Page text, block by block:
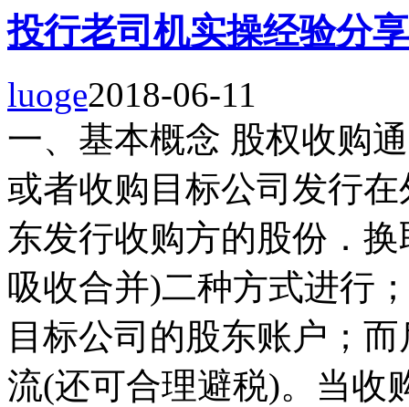
投行老司机实操经验分
luoge2018-06-11
一、基本概念 股权收购
或者收购目标公司发行
东发行收购方的股份．
吸收合并)二种方式进行
目标公司的股东账户；
流(还可合理避税)。当收